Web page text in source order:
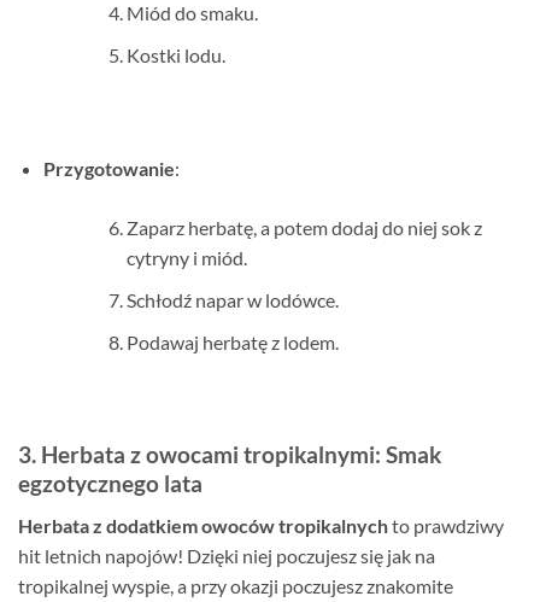
Miód do smaku.
Kostki lodu.
Przygotowanie:
Zaparz herbatę, a potem dodaj do niej sok z
cytryny i miód.
Schłodź napar w lodówce.
Podawaj herbatę z lodem.
3. Herbata z owocami tropikalnymi: Smak
egzotycznego lata
Herbata z dodatkiem owoców tropikalnychto prawdziwy
hit letnich napojów! Dzięki niej poczujesz się jak na
tropikalnej wyspie, a przy okazji poczujesz znakomite